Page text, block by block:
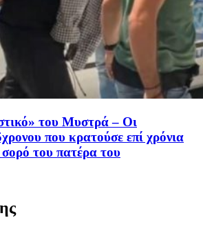
του Μυστρά – Οι
που κρατούσε επί χρόνια
του πατέρα του